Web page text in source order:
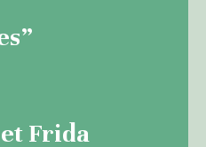
Frida